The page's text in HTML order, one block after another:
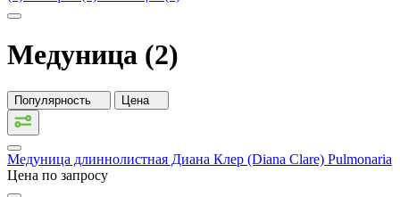
Медуница (2)
Популярность Цена
Медуница длиннолистная Диана Клер (Diana Clare) Pulmonaria
Цена по запросу